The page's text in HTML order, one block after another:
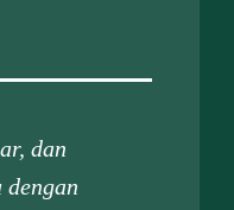
dan
dengan